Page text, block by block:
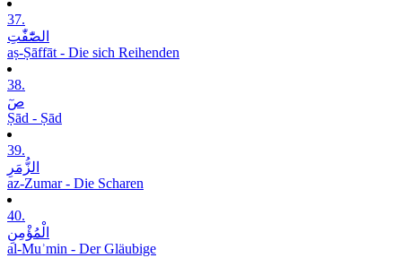
37.
الصّٰٓفّٰتِ
aṣ-Ṣāffāt - Die sich Reihenden
38.
صٓ
Ṣād - Ṣād
39.
الزُّمَرِ
az-Zumar - Die Scharen
40.
الْمُؤْمِنِ
al-Muʾmin - Der Gläubige